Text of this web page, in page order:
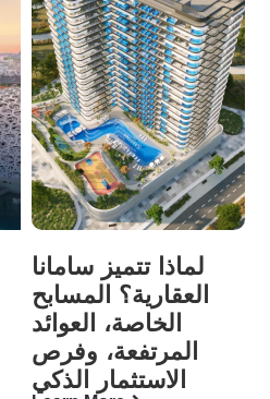
لماذا تتميز سامانا
العقارية؟ المسابح
الخاصة، العوائد
المرتفعة، وفرص
الاستثمار الذكي